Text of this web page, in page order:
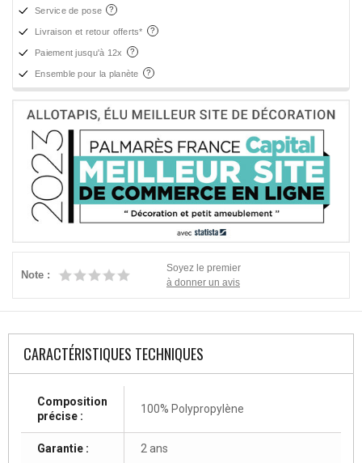
Service de pose
Livraison et retour offerts*
Paiement jusqu'à 12x
Ensemble pour la planète
Note :
Soyez le premier
à donner un avis
CARACTÉRISTIQUES TECHNIQUES
Composition
précise :
100% Polypropylène
Garantie : 2 ans